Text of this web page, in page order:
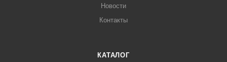
Новости
Контакты
КАТАЛОГ